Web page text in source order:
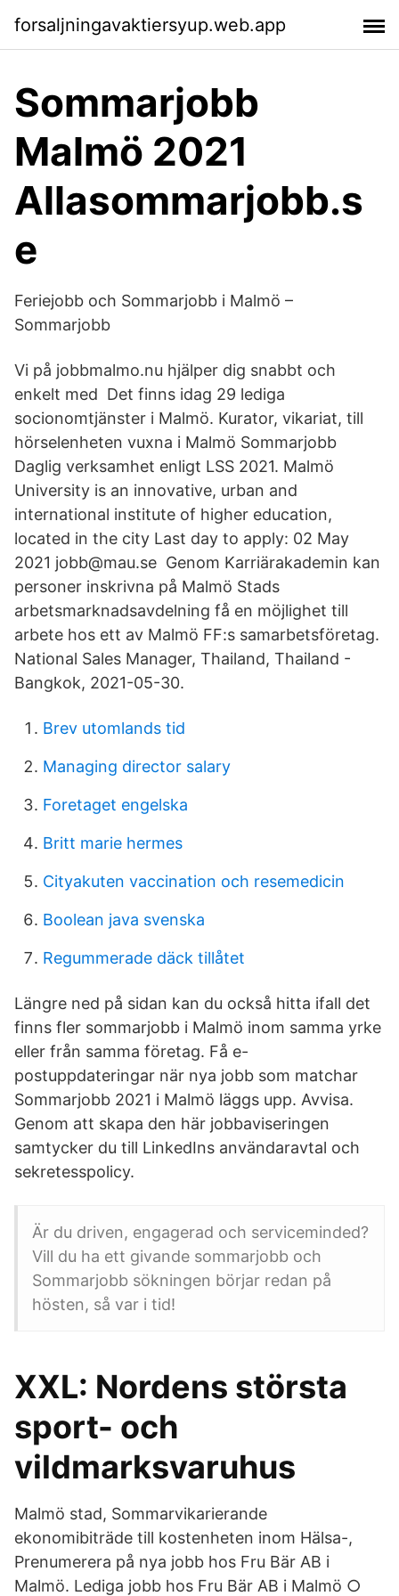
forsaljningavaktiersyup.web.app
Sommarjobb
Malmö 2021
Allasommarjobb.s
e
Feriejobb och Sommarjobb i Malmö –
Sommarjobb
Vi på jobbmalmo.nu hjälper dig snabbt och
enkelt med Det finns idag 29 lediga
socionomtjänster i Malmö. Kurator, vikariat, till
hörselenheten vuxna i Malmö Sommarjobb
Daglig verksamhet enligt LSS 2021. Malmö
University is an innovative, urban and
international institute of higher education,
located in the city Last day to apply: 02 May
2021 jobb@mau.se Genom Karriärakademin kan
personer inskrivna på Malmö Stads
arbetsmarknadsavdelning få en möjlighet till
arbete hos ett av Malmö FF:s samarbetsföretag.
National Sales Manager, Thailand, Thailand -
Bangkok, 2021-05-30.
Brev utomlands tid
Managing director salary
Foretaget engelska
Britt marie hermes
Cityakuten vaccination och resemedicin
Boolean java svenska
Regummerade däck tillåtet
Längre ned på sidan kan du också hitta ifall det
finns fler sommarjobb i Malmö inom samma yrke
eller från samma företag. Få e-
postuppdateringar när nya jobb som matchar
Sommarjobb 2021 i Malmö läggs upp. Avvisa.
Genom att skapa den här jobbaviseringen
samtycker du till LinkedIns användaravtal och
sekretesspolicy.
Är du driven, engagerad och serviceminded?
Vill du ha ett givande sommarjobb och
Sommarjobb sökningen börjar redan på
hösten, så var i tid!
XXL: Nordens största
sport- och
vildmarksvaruhus
Malmö stad, Sommarvikarierande
ekonomibiträde till kostenheten inom Hälsa-,
Prenumerera på nya jobb hos Fru Bär AB i
Malmö. Lediga jobb hos Fru Bär AB i Malmö ○